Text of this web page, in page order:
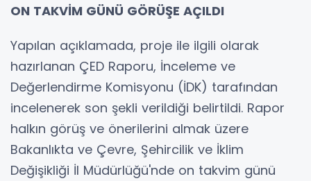
ON TAKVİM GÜNÜ GÖRÜŞE AÇILDI
Yapılan açıklamada, proje ile ilgili olarak
hazırlanan ÇED Raporu, İnceleme ve
Değerlendirme Komisyonu (İDK) tarafından
incelenerek son şekli verildiği belirtildi. Rapor
halkın görüş ve önerilerini almak üzere
Bakanlıkta ve Çevre, Şehircilik ve İklim
Değişikliği İl Müdürlüğü'nde on takvim günü